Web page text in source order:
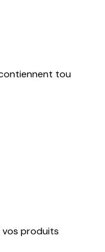
tou
vos produits